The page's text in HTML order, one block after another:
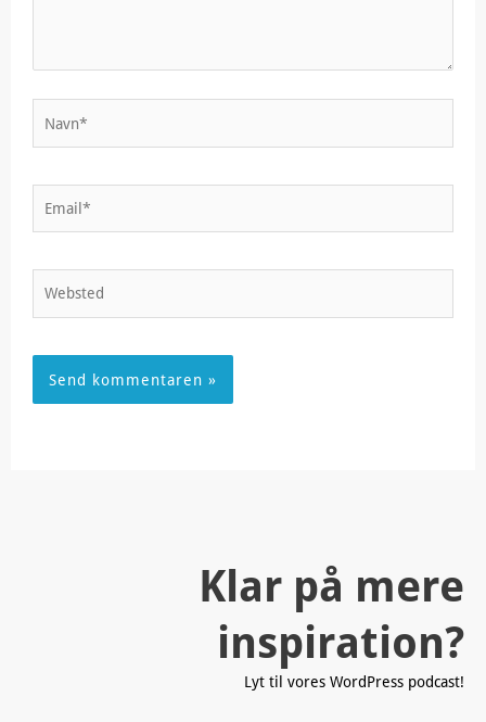
Klar på mere
inspiration?
Lyt til vores WordPress podcast!